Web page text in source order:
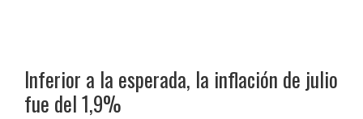
Inferior a la esperada, la inflación de julio
fue del 1,9%